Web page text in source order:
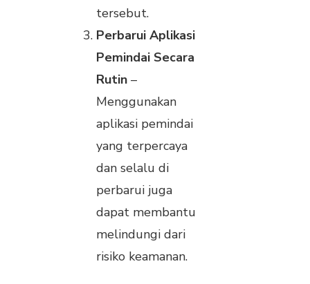
tersebut.
Perbarui Aplikasi
Pemindai Secara
Rutin –
Menggunakan
aplikasi pemindai
yang terpercaya
dan selalu di
perbarui juga
dapat membantu
melindungi dari
risiko keamanan.